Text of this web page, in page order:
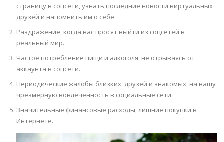
страницу в соцсети, узнать последние новости виртуальных
друзей и напомнить им о себе.
Раздражение, когда вас просят выйти из соцсетей в
реальный мир.
Частое потребление пищи и алкоголя, не отрываясь от
аккаунта в соцсети.
Периодические жалобы близких, друзей и знакомых, на вашу
чрезмерную вовлеченность в социальные сети.
Значительные финансовые расходы, лишние покупки в
Интернете.